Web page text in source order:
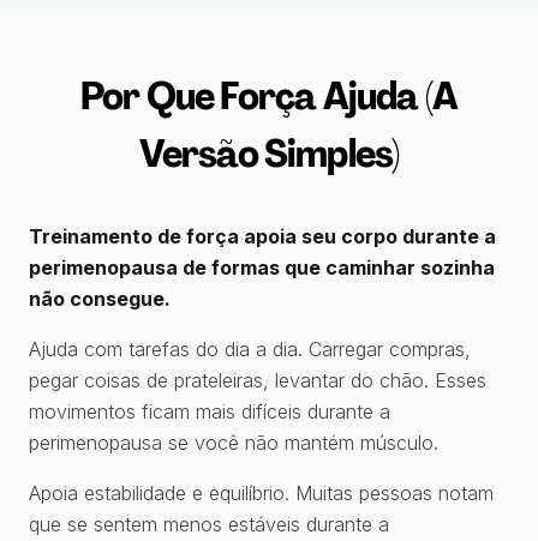
Por Que Força Ajuda (A
Versão Simples)
Treinamento de força apoia seu corpo durante a
perimenopausa de formas que caminhar sozinha
não consegue.
Ajuda com tarefas do dia a dia. Carregar compras,
pegar coisas de prateleiras, levantar do chão. Esses
movimentos ficam mais difíceis durante a
perimenopausa se você não mantém músculo.
Apoia estabilidade e equilíbrio. Muitas pessoas notam
que se sentem menos estáveis durante a